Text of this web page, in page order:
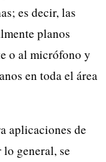
es decir, las
planos
o al micrófono y
en toda el área
aplicaciones de
general, se